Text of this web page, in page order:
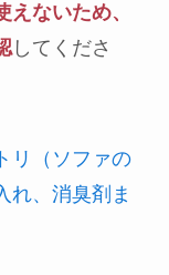
ないため、
してくださ
リ（ソファの
れ、消臭剤ま